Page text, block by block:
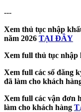
---
Xem thủ tục nhập
năm 2026 TẠI ĐÂY
Xem full thủ tục nhập
Xem full các số đăng
đã làm cho khách
Xem full các vận đơn
làm cho khách hàng